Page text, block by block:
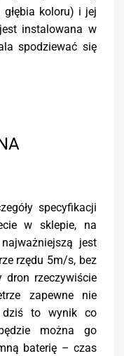
głębia koloru) i jej
instalowana w
spodziewać się
specyfikacji
w sklepie, na
jest
rzędu 5m/s, bez
dron rzeczywiście
zapewne nie
to wynik co
można go
baterię – czas